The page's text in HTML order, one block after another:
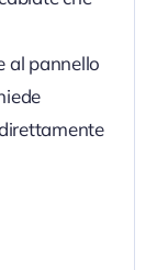
al pannello